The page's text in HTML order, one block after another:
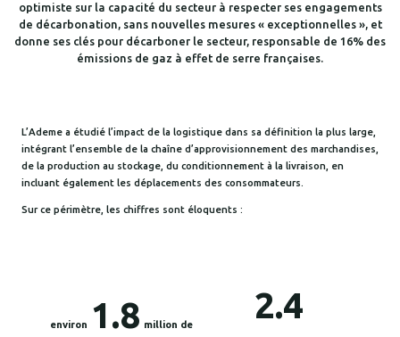
optimiste sur la capacité du secteur à respecter ses engagements
de décarbonation, sans nouvelles mesures « exceptionnelles », et
donne ses clés pour décarboner le secteur, responsable de 16% des
émissions de gaz à effet de serre françaises.
L’Ademe a étudié l’impact de la logistique dans sa définition la plus large,
intégrant l’ensemble de la chaîne d’approvisionnement des marchandises,
de la production au stockage, du conditionnement à la livraison, en
incluant également les déplacements des consommateurs.
Sur ce périmètre, les chiffres sont éloquents :
environ 1.8 million de 2.4